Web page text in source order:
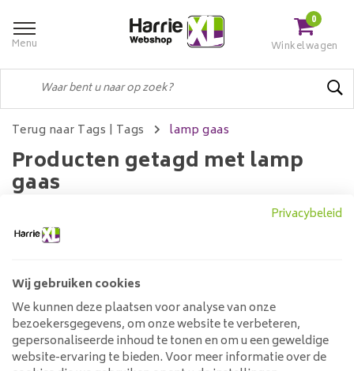
Menu
0
Winkelwagen
Terug naar Tags | Tags lamp gaas
Producten getagd met lamp
gaas
Geen producten gevonden!...
Klantenservice
Privacybeleid
Wij gebruiken cookies
We kunnen deze plaatsen voor analyse van onze
bezoekersgegevens, om onze website te verbeteren,
gepersonaliseerde inhoud te tonen en om u een geweldige
website-ervaring te bieden. Voor meer informatie over de